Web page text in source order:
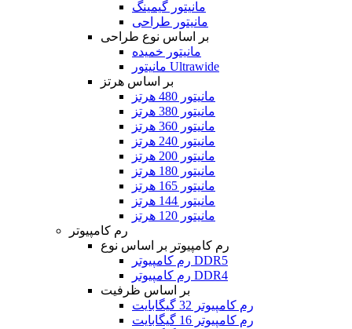
مانیتور گیمینگ
مانیتور طراحی
بر اساس نوع طراحی
مانیتور خمیده
مانیتور Ultrawide
بر اساس هرتز
مانیتور 480 هرتز
مانیتور 380 هرتز
مانیتور 360 هرتز
مانیتور 240 هرتز
مانیتور 200 هرتز
مانیتور 180 هرتز
مانیتور 165 هرتز
مانیتور 144 هرتز
مانیتور 120 هرتز
رم کامپیوتر
رم کامپیوتر بر اساس نوع
رم کامپیوتر DDR5
رم کامپیوتر DDR4
بر اساس ظرفیت
رم کامپیوتر 32 گیگابایت
رم کامپیوتر 16 گیگابایت